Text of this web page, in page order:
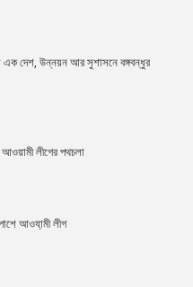
দেশ, উন্নয়ন আর সুশাসনে বঙ্গবন্ধুর
লীগের পথচলা
পাশে আওযা়মী লীগ